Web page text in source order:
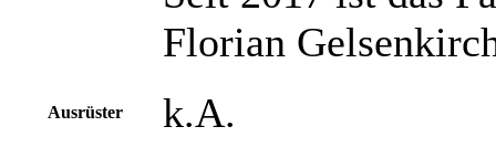
Florian
Ausrüster k.A.